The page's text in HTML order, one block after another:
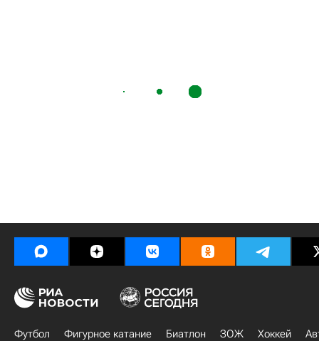
Футбол Фигурное катание Биатлон ЗОЖ Хоккей